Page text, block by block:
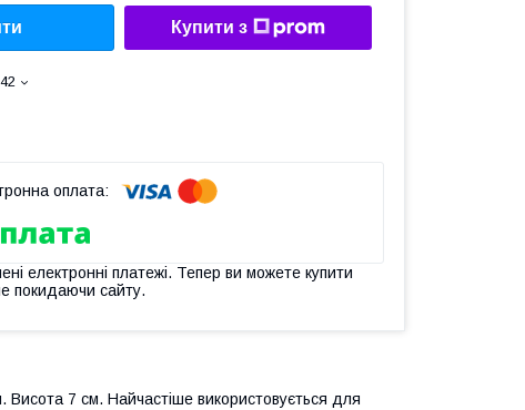
Купити з
електронні платежі. Тепер ви можете купити
покидаючи сайту.
Висота 7 см. Найчастіше використовується для